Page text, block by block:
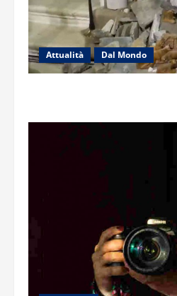
Attualità Dal Mondo